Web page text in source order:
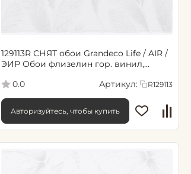
129113R СНЯТ обои Grandeco Life / AIR /
ЭИР Обои флизелин гор. винил,
0.0
Артикул: R129113
Авторизуйтесь, чтобы купить